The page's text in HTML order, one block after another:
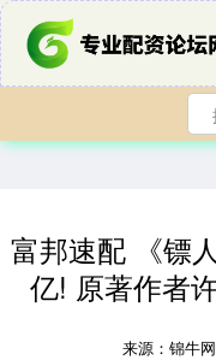
富邦速配 《镖
亿! 原著作者
来源：锦牛